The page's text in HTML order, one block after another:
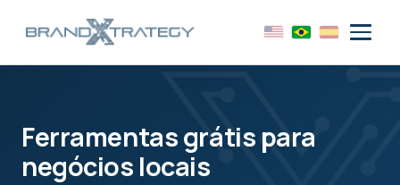
Ferramentas grátis para
negócios locais